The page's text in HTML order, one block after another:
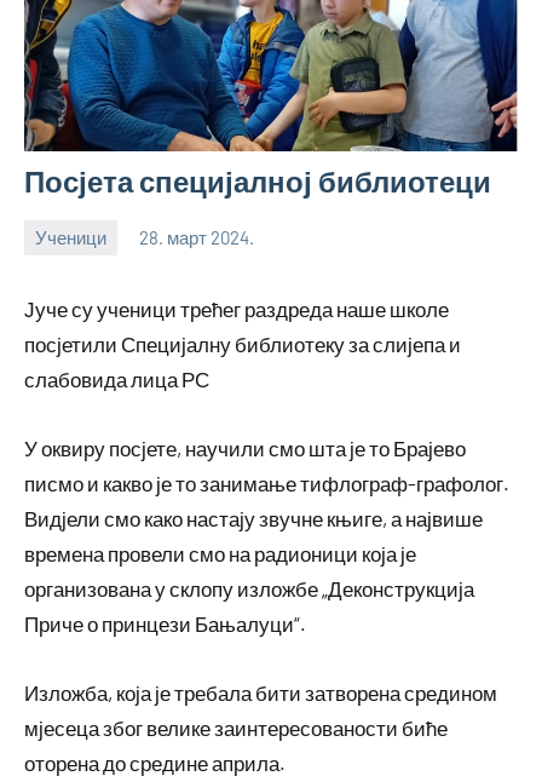
Посјета специјалној библиотеци
Ученици 28. март 2024.
bstankovic
Јуче су ученици трећег раздреда наше школе
посјетили Специјалну библиотеку за слијепа и
слабовида лица РС
У оквиру посјете, научили смо шта је то Брајево
писмо и какво је то занимање тифлограф-графолог.
Видјели смо како настају звучне књиге, а највише
времена провели смо на радионици која је
организована у склопу изложбе „Деконструкција
Приче о принцези Бањалуци“.
Изложба, која је требала бити затворена средином
мјесеца због велике заинтересованости биће
оторена до средине априла.